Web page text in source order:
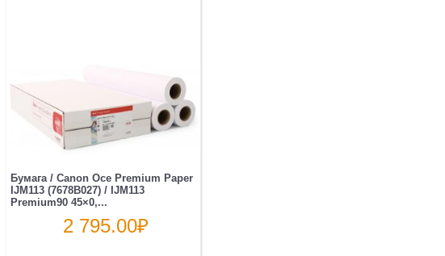
Бумага / Canon Oce Premium Paper
IJM113 (7678B027) / IJM113
Premium90 45×0,...
2 795.00₽